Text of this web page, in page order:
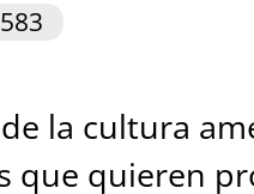
la cultura
que quieren